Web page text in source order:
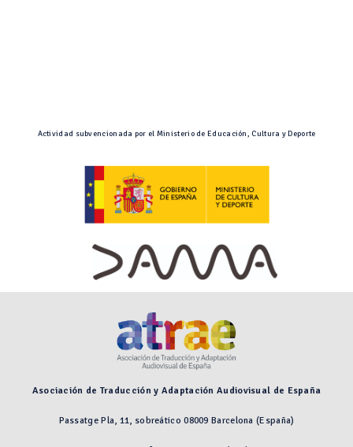
Actividad subvencionada por el Ministerio de Educación, Cultura y Deporte
Asociación de Traducción y Adaptación Audiovisual de España
Passatge Pla, 11, sobreático 08009 Barcelona (España)